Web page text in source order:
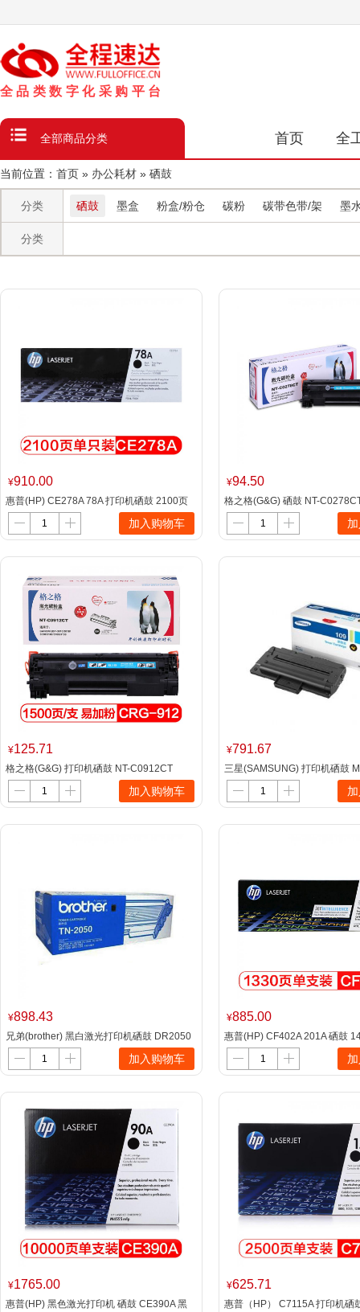
数字化 采 购 平 台
全部商品分类 首页 全
当前位置： 首页 » 办公耗材 » 硒鼓
分类 硒鼓 墨盒 粉盒/粉仓 碳粉 碳带色带/架 墨
分类
¥910.00
惠普(HP) CE278A 78A 打印机硒鼓 2100页
（单位：支） 适用
P1566P1606dnM1536dnf 黑色加入购物车
¥94.50
格之格(G&G) 硒鼓 NT-
¥125.71
格之格(G&G) 打印机硒鼓 NT-C0912CT
加入购物车
¥791.67
三星(SAMSUNG) 打印机硒鼓
黑色 适用三星SCX-4300
¥898.43
兄弟(brother) 黑白激光打印机硒鼓 DR2050
加入购物车
¥885.00
惠普(HP) CF402A 201A 硒鼓
位：个） 适用
M252N/252dw/277N/277DW/
¥1765.00
惠普(HP) 黑色激光打印机 硒鼓 CE390A 黑
¥625.71
惠普（HP） C7115A 打印机硒